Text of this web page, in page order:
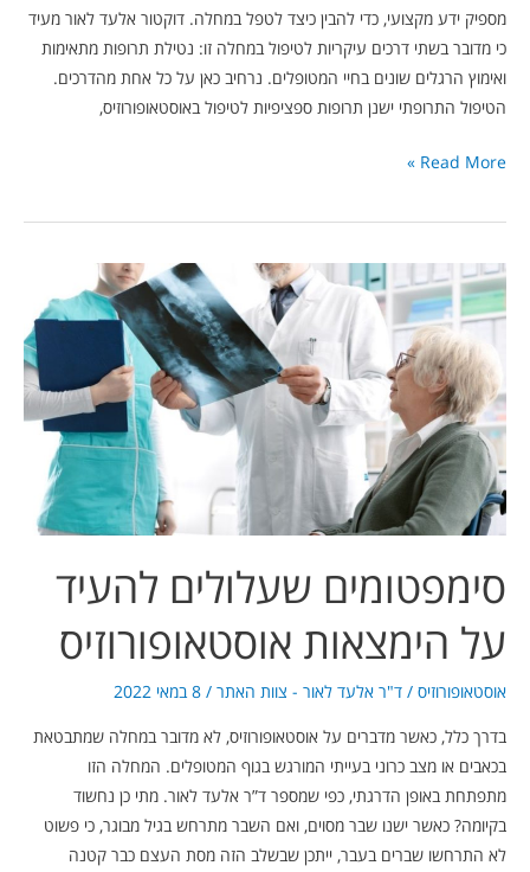
מספיק ידע מקצועי, כדי להבין כיצד לטפל במחלה. דוקטור אלעד לאור מעיד
כי מדובר בשתי דרכים עיקריות לטיפול במחלה זו: נטילת תרופות מתאימות
ואימוץ הרגלים שונים בחיי המטופלים. נרחיב כאן על כל אחת מהדרכים.
הטיפול התרופתי ישנן תרופות ספציפיות לטיפול באוסטאופורוזיס,
Read More »
סימפטומים שעלולים להעיד
על הימצאות אוסטאופורוזיס
אוסטאופורוזיס / ד"ר אלעד לאור - צוות האתר / 8 במאי 2022
בדרך כלל, כאשר מדברים על אוסטאופורוזיס, לא מדובר במחלה שמתבטאת
בכאבים או מצב כרוני בעייתי המורגש בגוף המטופלים. המחלה הזו
מתפתחת באופן הדרגתי, כפי שמספר ד”ר אלעד לאור. מתי כן נחשוד
בקיומה? כאשר ישנו שבר מסוים, ואם השבר מתרחש בגיל מבוגר, כי פשוט
לא התרחשו שברים בעבר, ייתכן שבשלב הזה מסת העצם כבר קטנה
סימפטומים
שעלולים
על
הימצאות
אוסטאופורוזיס